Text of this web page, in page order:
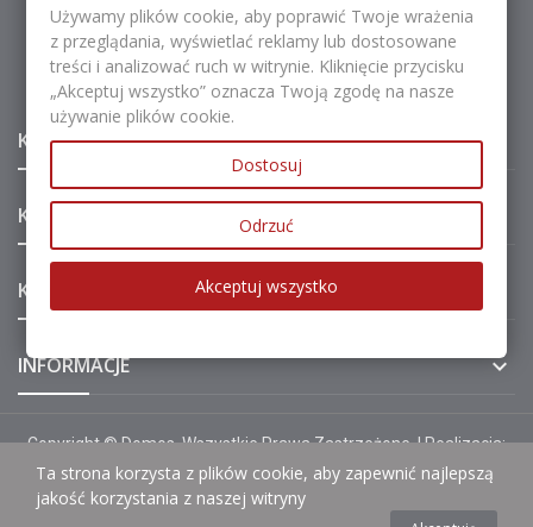
NAPISZ
biuro@domos.kielce.pl
KATEGORIE
KATEGORIE
KONTO
INFORMACJE 
Copyright © Domos. Wszystkie Prawa Zastrzeżone. | Realizacja:
Fancybox
Ta strona korzysta z plików cookie, aby zapewnić najlepszą
jakość korzystania z naszej witryny
Używamy plików cookie, aby poprawić Twoje wrażenia
z przeglądania, wyświetlać reklamy lub dostosowane
treści i analizować ruch w witrynie. Kliknięcie przycisku
„Akceptuj wszystko” oznacza Twoją zgodę na nasze
używanie plików cookie.
Dostosuj
Odrzuć
Akceptuj wszystko